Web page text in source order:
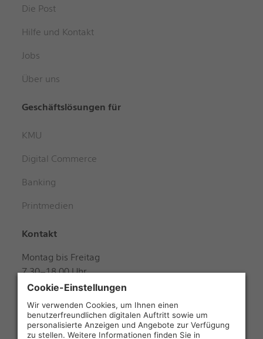
Die Post
Hilfe und Kontakt
Jobs
Über uns
Geschäftslösungen für
KMU
Digital Commerce
Banking
Printmedien
Kontakt
Montag bis Freitag
7.30–18.00 Uhr
Samstag
8.00–12.00 Uhr
+41 848 888 888